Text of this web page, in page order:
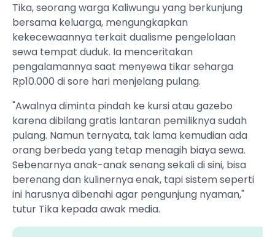
​Tika, seorang warga Kaliwungu yang berkunjung
bersama keluarga, mengungkapkan
kekecewaannya terkait dualisme pengelolaan
sewa tempat duduk. Ia menceritakan
pengalamannya saat menyewa tikar seharga
Rp10.000 di sore hari menjelang pulang.
​"Awalnya diminta pindah ke kursi atau gazebo
karena dibilang gratis lantaran pemiliknya sudah
pulang. Namun ternyata, tak lama kemudian ada
orang berbeda yang tetap menagih biaya sewa.
Sebenarnya anak-anak senang sekali di sini, bisa
berenang dan kulinernya enak, tapi sistem seperti
ini harusnya dibenahi agar pengunjung nyaman,"
tutur Tika kepada awak media.